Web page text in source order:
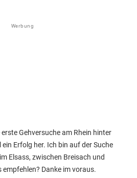
Werbung
Gehversuche am Rhein hinter
Erfolg her. Ich bin auf der Suche
Elsass, zwischen Breisach und
empfehlen? Danke im voraus.